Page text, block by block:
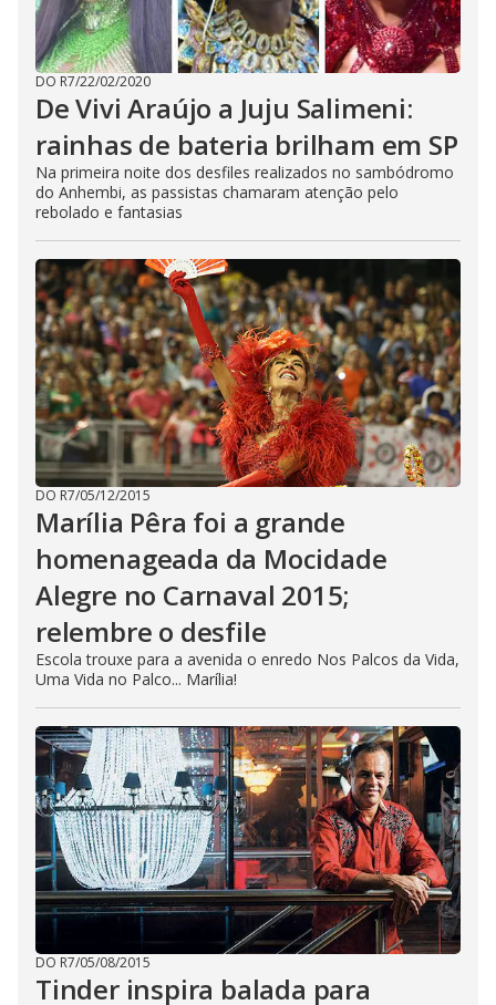
DO R7/22/02/2020
De Vivi Araújo a Juju Salimeni:
rainhas de bateria brilham em SP
Na primeira noite dos desfiles realizados no sambódromo
do Anhembi, as passistas chamaram atenção pelo
rebolado e fantasias
DO R7/05/12/2015
Marília Pêra foi a grande
homenageada da Mocidade
Alegre no Carnaval 2015;
relembre o desfile
Escola trouxe para a avenida o enredo Nos Palcos da Vida,
Uma Vida no Palco... Marília!
DO R7/05/08/2015
Tinder inspira balada para